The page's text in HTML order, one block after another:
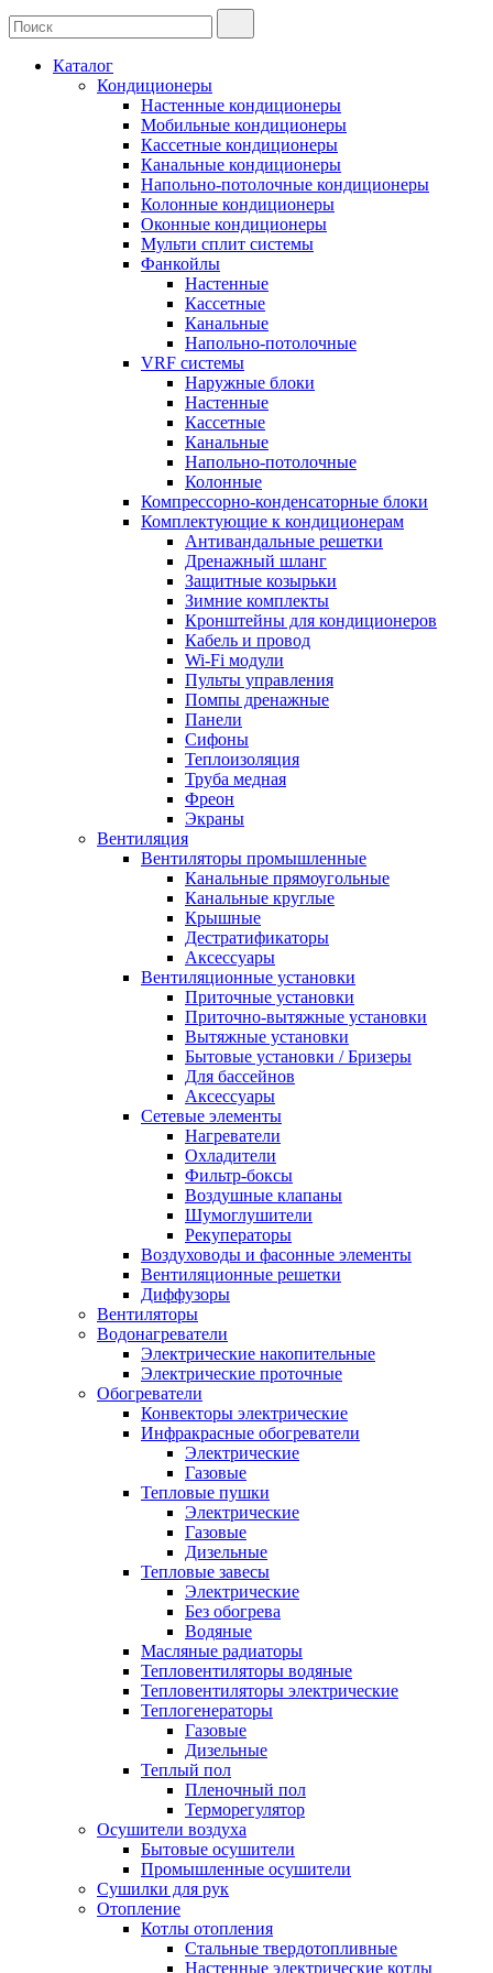
Каталог
Кондиционеры
Настенные кондиционеры
Мобильные кондиционеры
Кассетные кондиционеры
Канальные кондиционеры
Напольно-потолочные кондиционеры
Колонные кондиционеры
Оконные кондиционеры
Мульти сплит системы
Фанкойлы
Настенные
Кассетные
Канальные
Напольно-потолочные
VRF системы
Наружные блоки
Настенные
Кассетные
Канальные
Напольно-потолочные
Колонные
Компрессорно-конденсаторные блоки
Комплектующие к кондиционерам
Антивандальные решетки
Дренажный шланг
Защитные козырьки
Зимние комплекты
Кронштейны для кондиционеров
Кабель и провод
Wi-Fi модули
Пульты управления
Помпы дренажные
Панели
Сифоны
Теплоизоляция
Труба медная
Фреон
Экраны
Вентиляция
Вентиляторы промышленные
Канальные прямоугольные
Канальные круглые
Крышные
Дестратификаторы
Аксессуары
Вентиляционные установки
Приточные установки
Приточно-вытяжные установки
Вытяжные установки
Бытовые установки / Бризеры
Для бассейнов
Аксессуары
Сетевые элементы
Нагреватели
Охладители
Фильтр-боксы
Воздушные клапаны
Шумоглушители
Рекуператоры
Воздуховоды и фасонные элементы
Вентиляционные решетки
Диффузоры
Вентиляторы
Водонагреватели
Электрические накопительные
Электрические проточные
Обогреватели
Конвекторы электрические
Инфракрасные обогреватели
Электрические
Газовые
Тепловые пушки
Электрические
Газовые
Дизельные
Тепловые завесы
Электрические
Без обогрева
Водяные
Масляные радиаторы
Тепловентиляторы водяные
Тепловентиляторы электрические
Теплогенераторы
Газовые
Дизельные
Теплый пол
Пленочный пол
Терморегулятор
Осушители воздуха
Бытовые осушители
Промышленные осушители
Сушилки для рук
Отопление
Котлы отопления
Стальные твердотопливные
Настенные электрические котлы